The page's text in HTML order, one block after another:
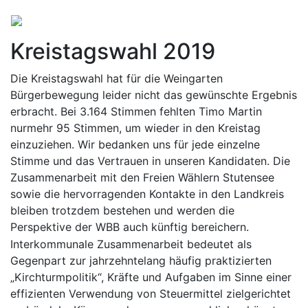
Kreistagswahl 2019
Die Kreistagswahl hat für die Weingarten
Bürgerbewegung leider nicht das gewünschte Ergebnis
erbracht. Bei 3.164 Stimmen fehlten Timo Martin
nurmehr 95 Stimmen, um wieder in den Kreistag
einzuziehen. Wir bedanken uns für jede einzelne
Stimme und das Vertrauen in unseren Kandidaten. Die
Zusammenarbeit mit den Freien Wählern Stutensee
sowie die hervorragenden Kontakte in den Landkreis
bleiben trotzdem bestehen und werden die
Perspektive der WBB auch künftig bereichern.
Interkommunale Zusammenarbeit bedeutet als
Gegenpart zur jahrzehntelang häufig praktizierten
„Kirchturmpolitik“, Kräfte und Aufgaben im Sinne einer
effizienten Verwendung von Steuermittel zielgerichtet